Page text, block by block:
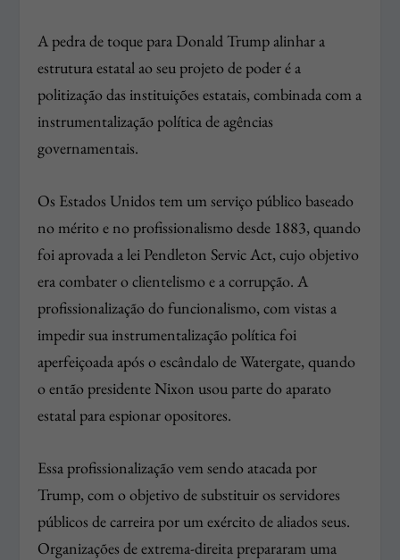
A pedra de toque para Donald Trump alinhar a
estrutura estatal ao seu projeto de poder é a
politização das instituições estatais, combinada com a
instrumentalização política de agências
governamentais.
Os Estados Unidos tem um serviço público baseado
no mérito e no profissionalismo desde 1883, quando
foi aprovada a lei Pendleton Servic Act, cujo objetivo
era combater o clientelismo e a corrupção. A
profissionalização do funcionalismo, com vistas a
impedir sua instrumentalização política foi
aperfeiçoada após o escândalo de Watergate, quando
o então presidente Nixon usou parte do aparato
estatal para espionar opositores.
Essa profissionalização vem sendo atacada por
Trump, com o objetivo de substituir os servidores
públicos de carreira por um exército de aliados seus.
Organizações de extrema-direita prepararam uma